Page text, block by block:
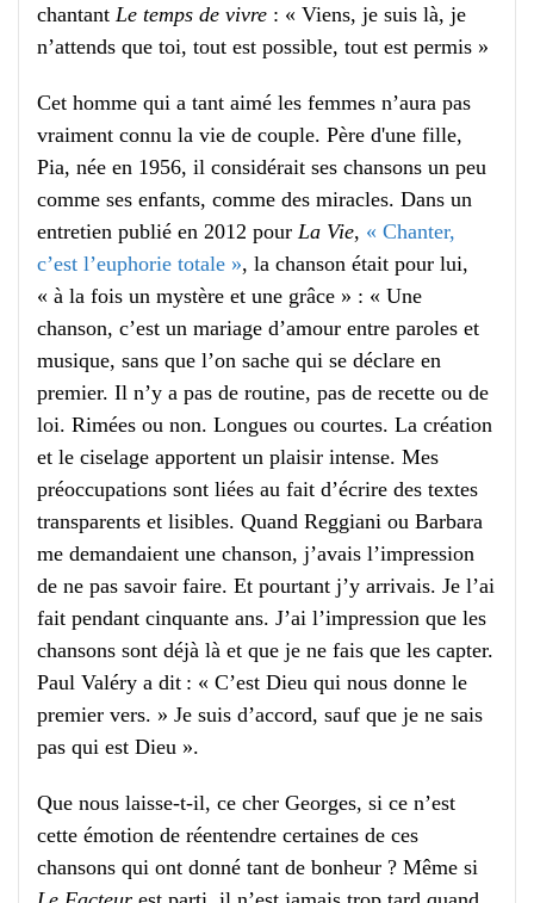
chantant Le temps de vivre : « Viens, je suis là, je
n’attends que toi, tout est possible, tout est permis »
Cet homme qui a tant aimé les femmes n’aura pas
vraiment connu la vie de couple. Père d'une fille,
Pia, née en 1956, il considérait ses chansons un peu
comme ses enfants, comme des miracles. Dans un
entretien publié en 2012 pour La Vie, « Chanter,
c’est l’euphorie totale », la chanson était pour lui,
« à la fois un mystère et une grâce » : « Une
chanson, c’est un mariage d’amour entre paroles et
musique, sans que l’on sache qui se déclare en
premier. Il n’y a pas de routine, pas de recette ou de
loi. Rimées ou non. Longues ou courtes. La création
et le ciselage apportent un plaisir intense. Mes
préoccupations sont liées au fait d’écrire des textes
transparents et lisibles. Quand Reggiani ou Barbara
me demandaient une chanson, j’avais l’impression
de ne pas savoir faire. Et pourtant j’y arrivais. Je l’ai
fait pendant cinquante ans. J’ai l’impression que les
chansons sont déjà là et que je ne fais que les capter.
Paul Valéry a dit : « C’est Dieu qui nous donne le
premier vers. » Je suis d’accord, sauf que je ne sais
pas qui est Dieu ».
Que nous laisse-t-il, ce cher Georges, si ce n’est
cette émotion de réentendre certaines de ces
chansons qui ont donné tant de bonheur ? Même si